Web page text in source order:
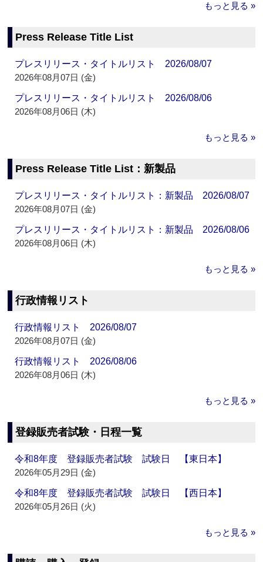
もっと見る »
Press Release Title List
プレスリリース・タイトルリスト 2026/08/07
2026年08月07日 (金)
プレスリリース・タイトルリスト 2026/08/06
2026年08月06日 (木)
もっと見る »
Press Release Title List：新製品
プレスリリース・タイトルリスト：新製品 2026/08/07
2026年08月07日 (金)
プレスリリース・タイトルリスト：新製品 2026/08/06
2026年08月06日 (木)
もっと見る »
行政情報リスト
行政情報リスト 2026/08/07
2026年08月07日 (金)
行政情報リスト 2026/08/06
2026年08月06日 (木)
もっと見る »
登録販売者試験・日程一覧
令和8年度 登録販売者試験 試験日 【東日本】
2026年05月29日 (金)
令和8年度 登録販売者試験 試験日 【西日本】
2026年05月26日 (火)
もっと見る »